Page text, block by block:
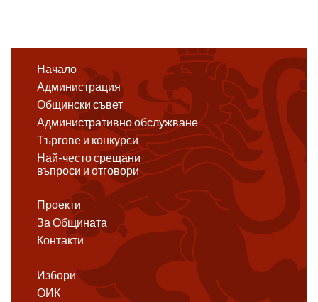
Начало
Администрация
Общински съвет
Административно обслужване
Търгове и конкурси
Най-често срещани
въпроси и отговори
Проекти
За Общината
Контакти
Избори
ОИК